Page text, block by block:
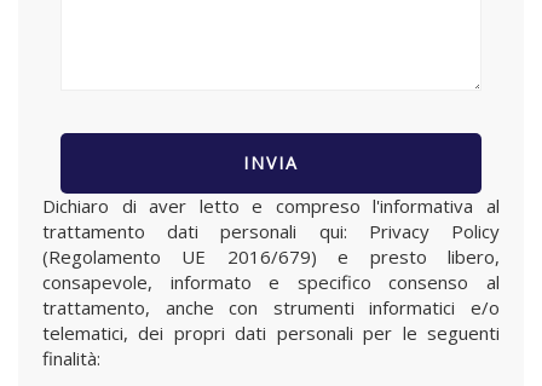
Dichiaro di aver letto e compreso l'informativa al
trattamento dati personali qui: Privacy Policy
(Regolamento UE 2016/679) e presto libero,
consapevole, informato e specifico consenso al
trattamento, anche con strumenti informatici e/o
telematici, dei propri dati personali per le seguenti
finalità: